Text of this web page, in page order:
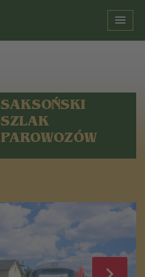
SAKSOŃSKI
SZLAK
PAROWOZÓW